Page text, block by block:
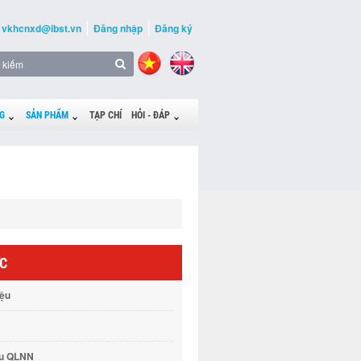
vkhcnxd@ibst.vn Đăng nhập Đăng ký
SẢN PHẨM TẠP CHÍ HỎI - ĐÁP
QLNN